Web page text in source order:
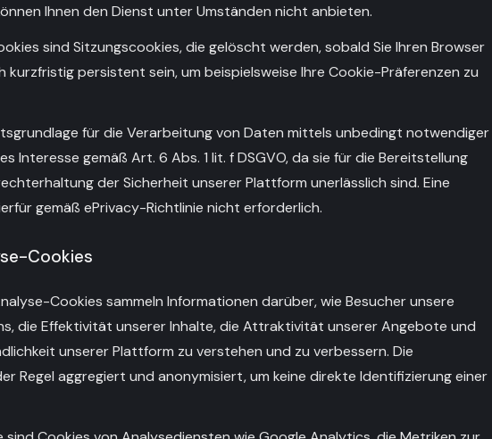
Ihnen den Dienst unter Umständen nicht anbieten.
sind Sitzungscookies, die gelöscht werden, sobald Sie Ihren Browser
kurzfristig persistent sein, um beispielsweise Ihre Cookie-Präferenzen zu
für die Verarbeitung von Daten mittels unbedingt notwendiger
Interesse gemäß Art. 6 Abs. 1 lit. f DSGVO, da sie für die Bereitstellung
der Sicherheit unserer Plattform unerlässlich sind. Eine
gemäß ePrivacy-Richtlinie nicht erforderlich.
Cookies
Cookies sammeln Informationen darüber, wie Besucher unsere
die Effektivität unserer Inhalte, die Attraktivität unserer Angebote und
unserer Plattform zu verstehen und zu verbessern. Die
Regel aggregiert und anonymisiert, um keine direkte Identifizierung einer